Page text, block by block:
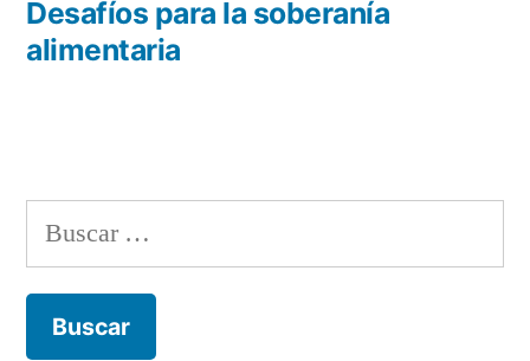
anterior:
Desafíos para la soberanía
alimentaria
Buscar: